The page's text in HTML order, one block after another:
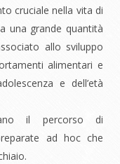
cruciale nella vita di
una grande quantità
allo sviluppo
alimentari e
e dell’età
il percorso di
ad hoc che